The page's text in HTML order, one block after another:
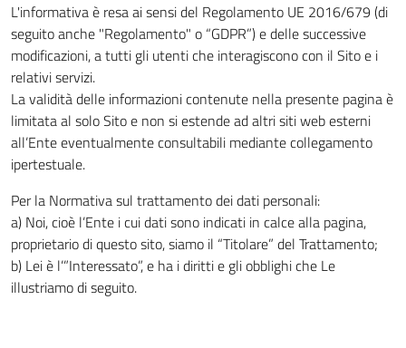
L'informativa è resa ai sensi del Regolamento UE 2016/679 (di
seguito anche "Regolamento" o “GDPR”) e delle successive
modificazioni, a tutti gli utenti che interagiscono con il Sito e i
relativi servizi.
La validità delle informazioni contenute nella presente pagina è
limitata al solo Sito e non si estende ad altri siti web esterni
all’Ente eventualmente consultabili mediante collegamento
ipertestuale.
Per la Normativa sul trattamento dei dati personali:
a) Noi, cioè l’Ente i cui dati sono indicati in calce alla pagina,
proprietario di questo sito, siamo il “Titolare” del Trattamento;
b) Lei è l’”Interessato”, e ha i diritti e gli obblighi che Le
illustriamo di seguito.